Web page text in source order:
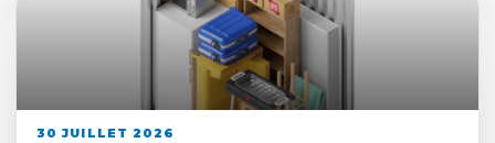
30 JUILLET 2026